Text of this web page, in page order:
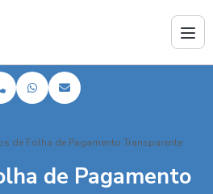
de Folha de Pagamento Transparente
de Pagamento